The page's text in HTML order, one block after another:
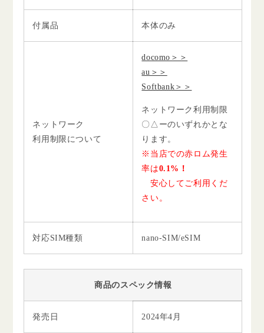
付属品 本体のみ
ネットワーク
利用制限について
docomo＞＞
au＞＞
Softbank＞＞
ネットワーク利用制限
〇△ーのいずれかとな
ります。
※当店での赤ロム発生
率は0.1%！
安心してご利用くだ
さい。
対応SIM種類 nano-SIM/eSIM
商品のスペック情報
発売日 2024年4月